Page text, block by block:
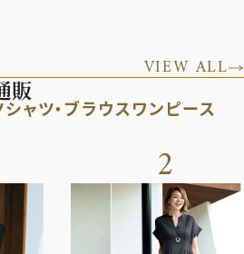
VIEW ALL
販
シャツ・ブラウス ワンピース
2